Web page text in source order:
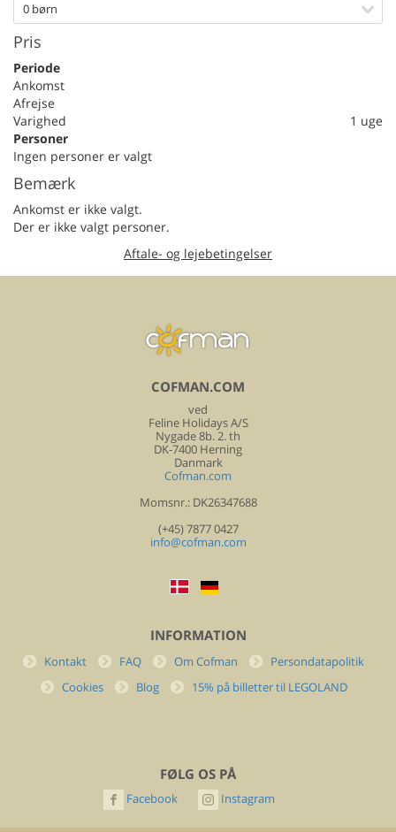
0 børn
Pris
Periode
Ankomst
Afrejse
Varighed
1 uge
Personer
Ingen personer er valgt
Bemærk
Ankomst er ikke valgt.
Der er ikke valgt personer.
Aftale- og lejebetingelser
COFMAN.COM
ved
Feline Holidays A/S
Nygade 8b. 2. th
DK-7400 Herning
Danmark
Cofman.com
Momsnr.: DK26347688
(+45) 7877 0427
info@cofman.com
INFORMATION
Kontakt FAQ Om Cofman
Persondatapolitik
Cookies
Blog 15% på billetter til LEGOLAND
FØLG OS PÅ
Facebook Instagram